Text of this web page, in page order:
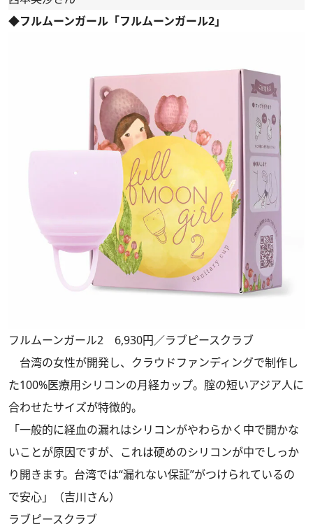
◆フルムーンガール「フルムーンガール2」
フルムーンガール2 6,930円／ラブピースクラブ
台湾の女性が開発し、クラウドファンディングで制作し
た100%医療用シリコンの月経カップ。腟の短いアジア人に
合わせたサイズが特徴的。
「一般的に経血の漏れはシリコンがやわらかく中で開かな
いことが原因ですが、これは硬めのシリコンが中でしっか
り開きます。台湾では“漏れない保証”がつけられているの
で安心」（吉川さん）
ラブピースクラブ